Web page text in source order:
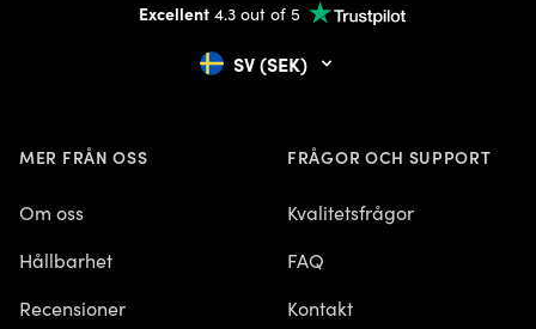
Excellent4.3 out of 5
SV (SEK)
MER FRÅN OSS
Om oss
Hållbarhet
Recensioner
FRÅGOR OCH SUPPORT
Kvalitetsfrågor
FAQ
Kontakt